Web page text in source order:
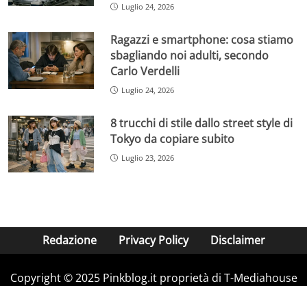
Luglio 24, 2026
Ragazzi e smartphone: cosa stiamo
sbagliando noi adulti, secondo
Carlo Verdelli
Luglio 24, 2026
8 trucchi di stile dallo street style di
Tokyo da copiare subito
Luglio 23, 2026
Redazione Privacy Policy Disclaimer
Copyright © 2025 Pinkblog.it proprietà di T-Mediahouse